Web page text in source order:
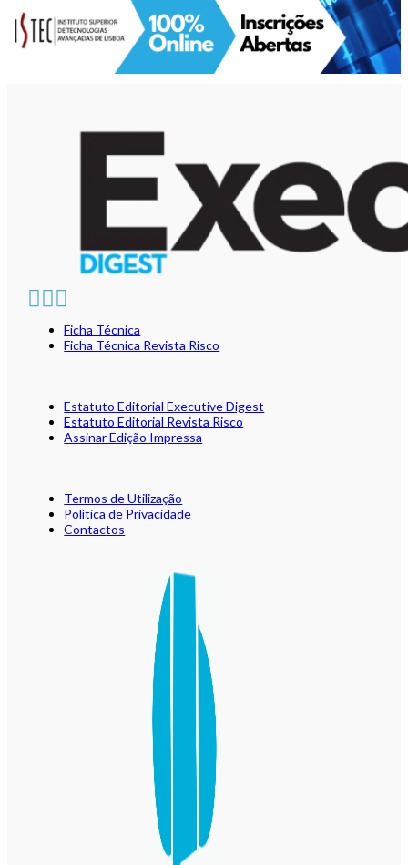
Ficha Técnica
Ficha Técnica Revista Risco
Estatuto Editorial Executive Digest
Estatuto Editorial Revista Risco
Assinar Edição Impressa
Termos de Utilização
Política de Privacidade
Contactos